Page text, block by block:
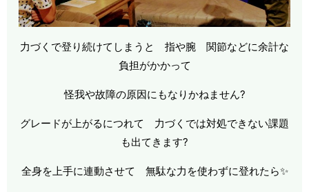
力づくで登り続けてしまうと 指や腕 関節などに余計な
負担がかかって
怪我や故障の原因にもなりかねません?
グレードが上がるにつれて 力づくでは対処できない課題
も出てきます?
全身を上手に連動させて 無駄な力を使わずに登れたら✨